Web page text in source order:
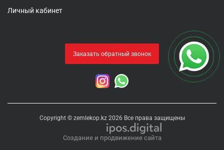
Личный кабинет
Заказать обратный звонок
Copyright © zemlekop.kz 2026 Все права защищены
Создание и продвижение сайта